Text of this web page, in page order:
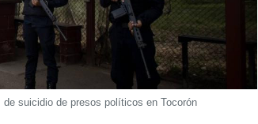
suicidio de presos políticos en Tocorón